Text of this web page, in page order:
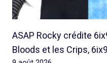
ASAP Rocky crédite
Bloods et les Crips,